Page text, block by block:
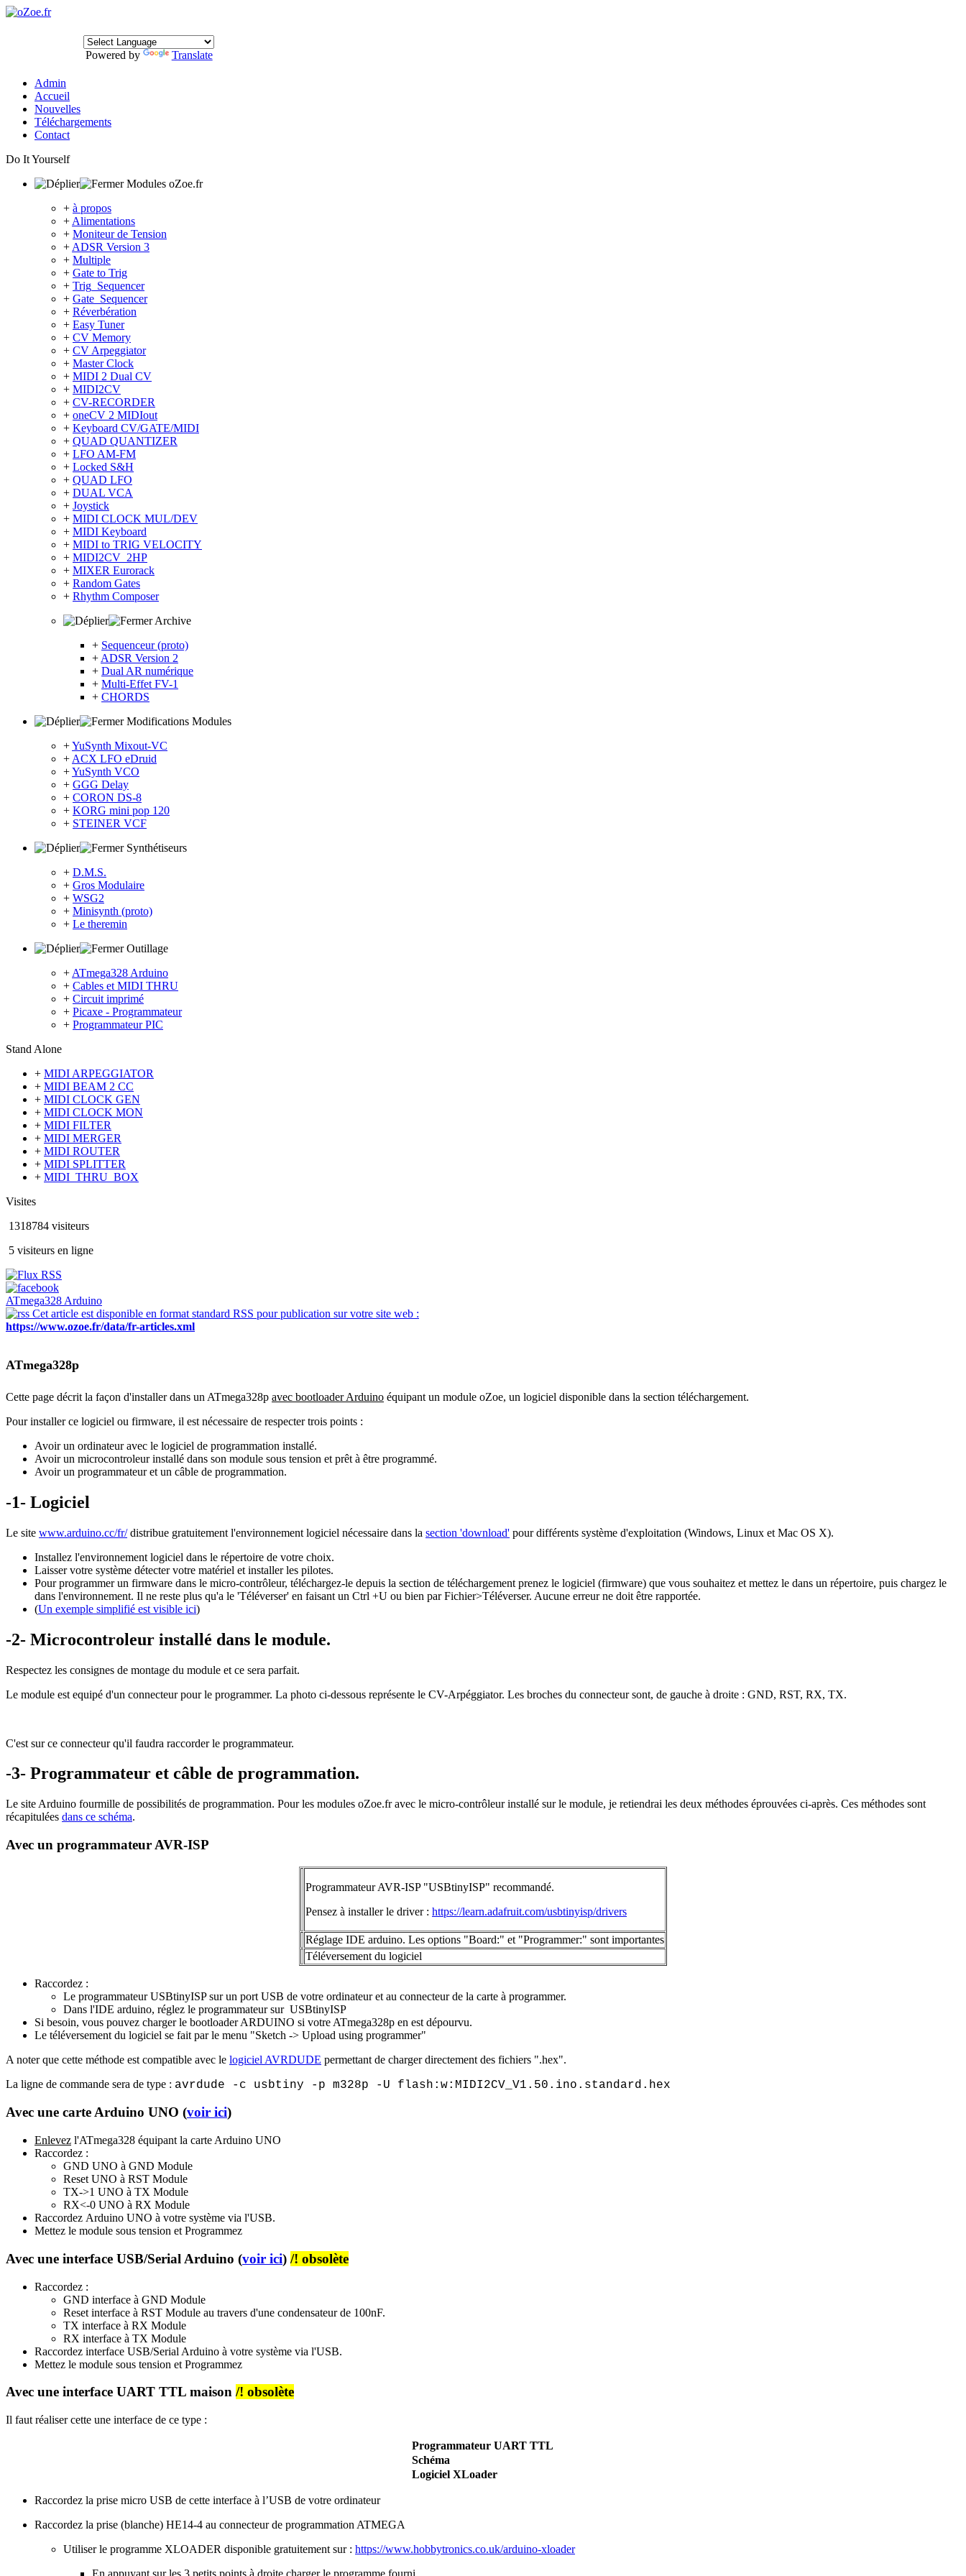
Powered by Translate
Admin
Accueil
Nouvelles
Téléchargements
Contact
Do It Yourself
Modules oZoe.fr
+ à propos
+ Alimentations
+ Moniteur de Tension
+ ADSR Version 3
+ Multiple
+ Gate to Trig
+ Trig_Sequencer
+ Gate_Sequencer
+ Réverbération
+ Easy Tuner
+ CV Memory
+ CV Arpeggiator
+ Master Clock
+ MIDI 2 Dual CV
+ MIDI2CV
+ CV-RECORDER
+ oneCV 2 MIDIout
+ Keyboard CV/GATE/MIDI
+ QUAD QUANTIZER
+ LFO AM-FM
+ Locked S&H
+ QUAD LFO
+ DUAL VCA
+ Joystick
+ MIDI CLOCK MUL/DEV
+ MIDI Keyboard
+ MIDI to TRIG VELOCITY
+ MIDI2CV_2HP
+ MIXER Eurorack
+ Random Gates
+ Rhythm Composer
Archive
+ Sequenceur (proto)
+ ADSR Version 2
+ Dual AR numérique
+ Multi-Effet FV-1
+ CHORDS
Modifications Modules
+YuSynth Mixout-VC
+ ACX LFO eDruid
+YuSynth VCO
+ GGG Delay
+ CORON DS-8
+ KORG mini pop 120
+ STEINER VCF
Synthétiseurs
+ D.M.S.
+ Gros Modulaire
+ WSG2
+ Minisynth (proto)
+ Le theremin
Outillage
+ ATmega328 Arduino
+ Cables et MIDI THRU
+ Circuit imprimé
+ Picaxe - Programmateur
+ Programmateur PIC
Stand Alone
+ MIDI ARPEGGIATOR
+ MIDI BEAM 2 CC
+ MIDI CLOCK GEN
+ MIDI CLOCK MON
+ MIDI FILTER
+ MIDI MERGER
+ MIDI ROUTER
+ MIDI SPLITTER
+ MIDI_THRU_BOX
Visites
1318784 visiteurs
5 visiteurs en ligne
ATmega328 Arduino
Cet article est disponible en format standard RSS pour publication sur votre site web :
https://www.ozoe.fr/data/fr-articles.xml
ATmega328p
Cette page décrit la façon d'installer dans un ATmega328p avec bootloader Arduino équipant un module oZoe, un logiciel disponible dans la section téléchargement.
Pour installer ce logiciel ou firmware, il est nécessaire de respecter trois points :
Avoir un ordinateur avec le logiciel de programmation installé.
Avoir un microcontroleur installé dans son module sous tension et prêt à être programmé.
Avoir un programmateur et un câble de programmation.
-1- Logiciel
Le site www.arduino.cc/fr/ distribue gratuitement l'environnement logiciel nécessaire dans la section 'download' pour différents système d'exploitation (Windows, Linux et Mac OS X).
Installez l'environnement logiciel dans le répertoire de votre choix.
Laisser votre système détecter votre matériel et installer les pilotes.
Pour programmer un firmware dans le micro-contrôleur, téléchargez-le depuis la section de téléchargement prenez le logiciel (firmware) que vous souhaitez et mettez le dans un répertoire, puis chargez le
dans l'environnement. Il ne reste plus qu'a le 'Téléverser' en faisant un Ctrl +U ou bien par Fichier>Téléverser. Aucune erreur ne doit être rapportée.
(Un exemple simplifié est visible ici)
-2- Microcontroleur installé dans le module.
Respectez les consignes de montage du module et ce sera parfait.
Le module est equipé d'un connecteur pour le programmer. La photo ci-dessous représente le CV-Arpéggiator. Les broches du connecteur sont, de gauche à droite : GND, RST, RX, TX.
C'est sur ce connecteur qu'il faudra raccorder le programmateur.
-3- Programmateur et câble de programmation.
Le site Arduino fourmille de possibilités de programmation. Pour les modules oZoe.fr avec le micro-contrôleur installé sur le module, je retiendrai les deux méthodes éprouvées ci-après. Ces méthodes sont
récapitulées dans ce schéma.
Avec un programmateur AVR-ISP
Programmateur AVR-ISP "USBtinyISP" recommandé.
Pensez à installer le driver : https://learn.adafruit.com/usbtinyisp/drivers
Réglage IDE arduino. Les options "Board:" et "Programmer:" sont importantes
Téléversement du logiciel
Raccordez :
Le programmateur USBtinyISP sur un port USB de votre ordinateur et au connecteur de la carte à programmer.
Dans l'IDE arduino, réglez le programmateur sur USBtinyISP
Si besoin, vous pouvez charger le bootloader ARDUINO si votre ATmega328p en est dépourvu.
Le téléversement du logiciel se fait par le menu "Sketch -> Upload using programmer"
A noter que cette méthode est compatible avec le logiciel AVRDUDE permettant de charger directement des fichiers ".hex".
La ligne de commande sera de type : avrdude -c usbtiny -p m328p -U flash:w:MIDI2CV_V1.50.ino.standard.hex
Avec une carte Arduino UNO (voir ici)
Enlevez l'ATmega328 équipant la carte Arduino UNO
Raccordez :
GND UNO à GND Module
Reset UNO à RST Module
TX->1 UNO à TX Module
RX<-0 UNO à RX Module
Raccordez Arduino UNO à votre système via l'USB.
Mettez le module sous tension et Programmez
Avec une interface USB/Serial Arduino (voir ici) /! obsolète
Raccordez :
GND interface à GND Module
Reset interface à RST Module au travers d'une condensateur de 100nF.
TX interface à RX Module
RX interface à TX Module
Raccordez interface USB/Serial Arduino à votre système via l'USB.
Mettez le module sous tension et Programmez
Avec une interface UART TTL maison /! obsolète
Il faut réaliser cette une interface de ce type :
Programmateur UART TTL
Schéma
Logiciel XLoader
Raccordez la prise micro USB de cette interface à l’USB de votre ordinateur
Raccordez la prise (blanche) HE14-4 au connecteur de programmation ATMEGA
Utiliser le programme XLOADER disponible gratuitement sur : https://www.hobbytronics.co.uk/arduino-xloader
En appuyant sur les 3 petits points à droite charger le programme fourni